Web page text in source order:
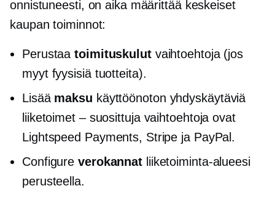
onnistuneesti, on aika määrittää keskeiset
kaupan toiminnot:
Perustaatoimituskulutvaihtoehtoja (jos
myyt fyysisiä tuotteita).
Lisää maksu käyttöönoton yhdyskäytäviä
liiketoimet – suosittujavaihtoehtoja ovat
Lightspeed Payments, Stripe ja PayPal.
Configure verokannat liiketoiminta-alueesi
perusteella.